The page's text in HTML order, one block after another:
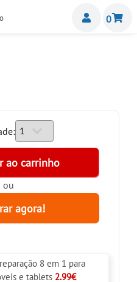
0
ou
8 em 1 para
e tablets 2.99€